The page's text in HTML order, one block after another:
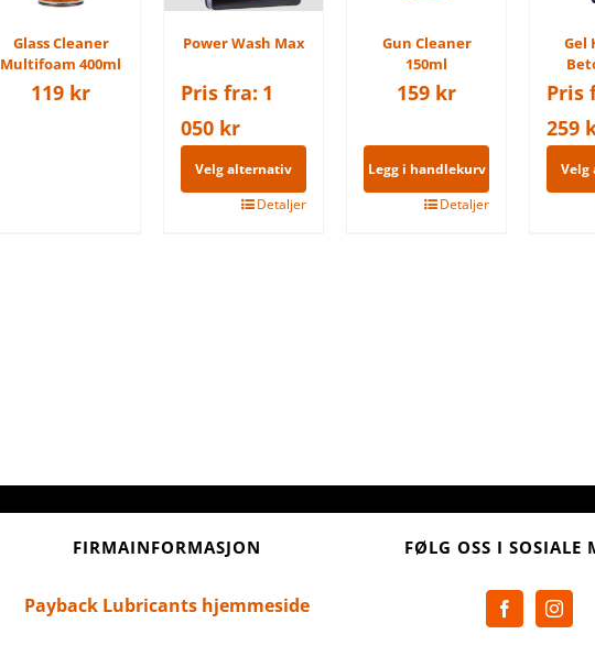
Glass Cleaner
Multifoam 400ml
119 kr
Power Wash Max
Pris fra: 1
050 kr
Velg alternativ
Dette
produktsiden
Detaljer
Gun Cleaner
150ml
159 kr
Legg i handlekurv
Detaljer
Gel
Pris
259
Velg
FIRMAINFORMASJON
Payback Lubricants hjemmeside
FØLG OSS I SOSIALE